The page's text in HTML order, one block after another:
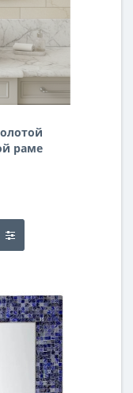
раме